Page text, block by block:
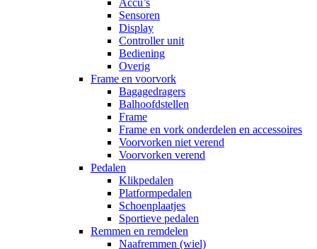
Accu’s
Sensoren
Display
Controller unit
Bediening
Overig
Frame en voorvork
Bagagedragers
Balhoofdstellen
Frame
Frame en vork onderdelen en accessoires
Voorvorken niet verend
Voorvorken verend
Pedalen
Klikpedalen
Platformpedalen
Schoenplaatjes
Sportieve pedalen
Remmen en remdelen
Naafremmen (wiel)